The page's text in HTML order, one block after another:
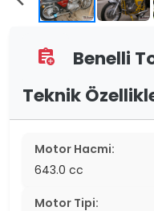
assignment_add
Benelli
Teknik
Motor Hacmi:
643.0 cc
Motor Tipi: